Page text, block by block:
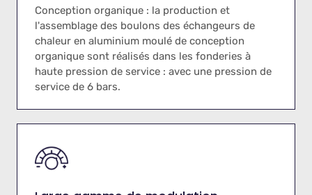
Conception organique : la production et
l'assemblage des boulons des échangeurs de
chaleur en aluminium moulé de conception
organique sont réalisés dans les fonderies à
haute pression de service : avec une pression de
service de 6 bars.